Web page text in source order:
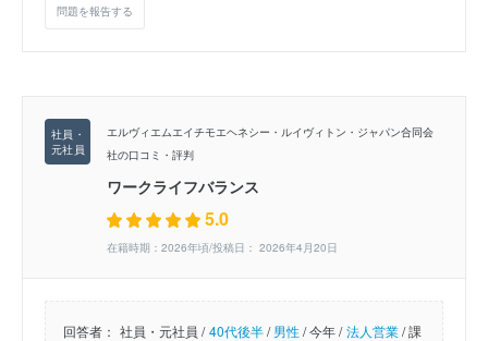
問題を報告する
エルヴィエムエイチモエヘネシー・ルイヴィトン・ジャパン合同会
社の口コミ・評判
ワークライフバランス
5.0
在籍時期：2026年頃/投稿日： 2026年4月20日
回答者： 社員・元社員 / 40代後半/男性/今年 / 法人営業/課